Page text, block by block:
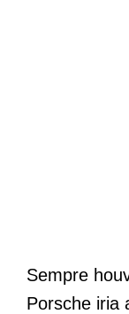
Sempre
Porsche iria